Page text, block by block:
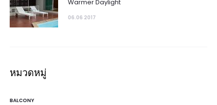
Warmer Daylight
06.06 2017
หมวดหมู่
BALCONY